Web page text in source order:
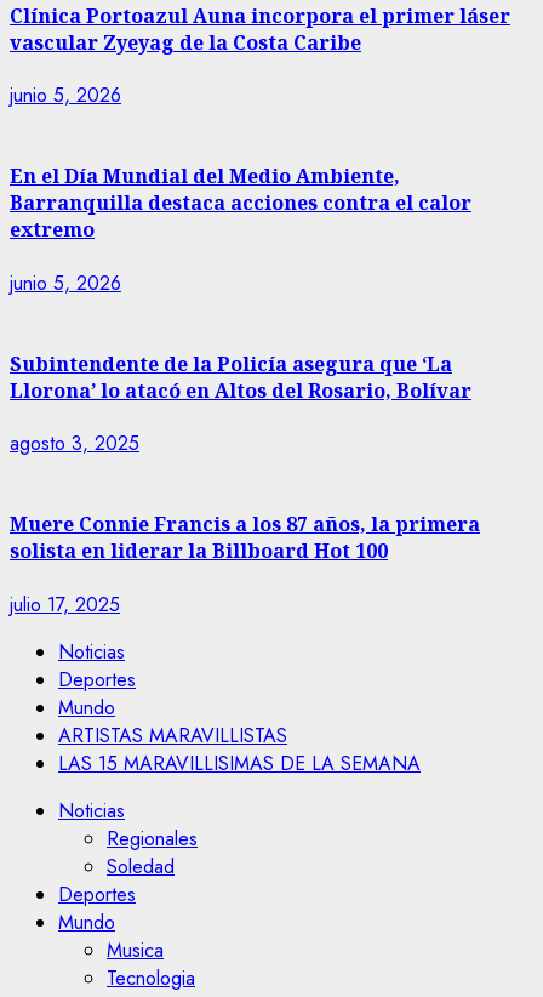
Clínica Portoazul Auna incorpora el primer láser
vascular Zyeyag de la Costa Caribe
junio 5, 2026
En el Día Mundial del Medio Ambiente,
Barranquilla destaca acciones contra el calor
extremo
junio 5, 2026
Subintendente de la Policía asegura que ‘La
Llorona’ lo atacó en Altos del Rosario, Bolívar
agosto 3, 2025
Muere Connie Francis a los 87 años, la primera
solista en liderar la Billboard Hot 100
julio 17, 2025
Noticias
Deportes
Mundo
ARTISTAS MARAVILLISTAS
LAS 15 MARAVILLISIMAS DE LA SEMANA
Noticias
Regionales
Soledad
Deportes
Mundo
Musica
Tecnologia